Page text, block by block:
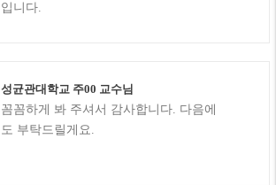
입니다.
성균관대학교 주00 교수님
꼼꼼하게 봐 주셔서 감사합니다. 다음에
도 부탁드릴게요.